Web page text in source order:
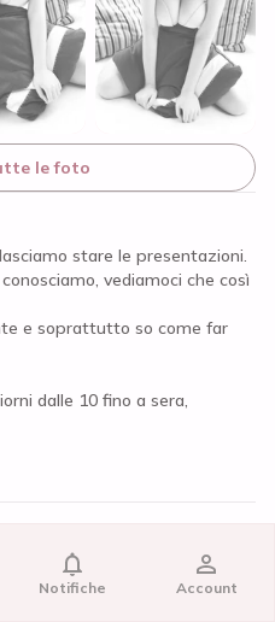
le foto
stare le presentazioni.
vediamoci che così
e soprattutto so come far
dalle 10 fino a sera,
sono importanti: se
Notifiche Account
Notifiche Account